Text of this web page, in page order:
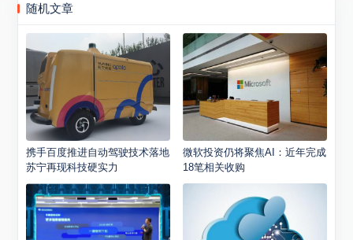
随机文章
携手百度推进自动驾驶技术落地
苏宁再现科技硬实力
微软投资仍将聚焦AI：近年完成
18笔相关收购